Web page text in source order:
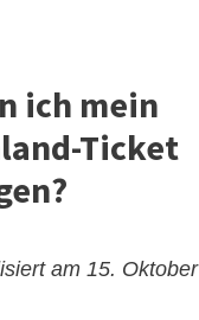
ich mein
Ticket
am 15.